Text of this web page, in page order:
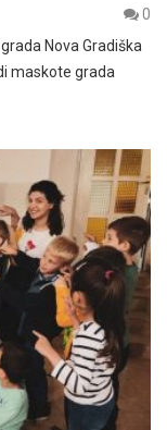
0
Nova Gradiška
maskote grada